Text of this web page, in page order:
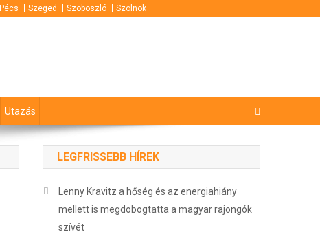
Pécs Szeged Szoboszló Szolnok
Utazás
LEGFRISSEBB HÍREK
Lenny Kravitz a hőség és az energiahiány
mellett is megdobogtatta a magyar rajongók
szívét